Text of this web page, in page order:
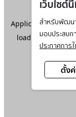
เว็บไซต์
สำหรับพัฒนา
มอบประสบ
ประกาศการ
ตั้ง
Application error:
loading